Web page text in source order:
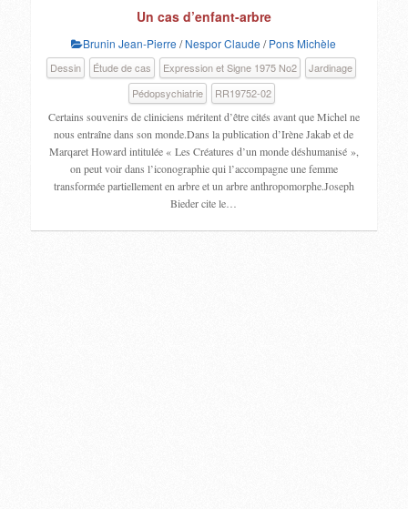
Un cas d’enfant-arbre
Brunin Jean-Pierre /Nespor Claude /Pons Michèle
Dessin Étude de cas Expression et Signe 1975 No2
Jardinage
Pédopsychiatrie
RR19752-02
Certains souvenirs de cliniciens méritent d’être cités avant que Michel ne
nous entraîne dans son monde.Dans la publication d’Irène Jakab et de
Marqaret Howard intitulée « Les Créatures d’un monde déshumanisé »,
on peut voir dans l’iconographie qui l’accompagne une femme
transformée partiellement en arbre et un arbre anthropomorphe.Joseph
Bieder cite le…